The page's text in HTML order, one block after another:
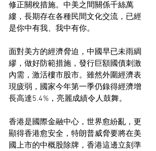
修正關稅措施。中美之間關係千絲萬
縷，長期存在各種民間文化交流，已經
是你中有我、我中有你。
面對美方的經濟脅迫，中國早已未雨綢
繆，做好防範措施，發行巨額國債刺激
內需，激活樓市股市。雖然外圍經濟表
現疲弱，國家今年第一季仍錄得經濟增
長高達5.4%，亮麗成績令人鼓舞。
香港是國際金融中心，世界愈紛亂，更
顯得香港愈安全，特朗普威脅要將在美
國上市的中概股除牌，香港這邊立刻準